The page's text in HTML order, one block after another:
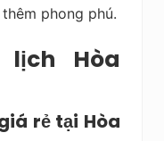
phong phú.
Hòa
rẻ tại Hòa